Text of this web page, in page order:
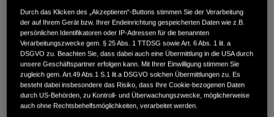
Außenfarbe
crystal black pearl
Kilometerstand
166.000 km
Kraftstoffart
Super
Getriebe
Automatik
Türen
5
Leistung
61 kW / 83 PS
Hubraum
1.339 cm³
Erstzulassung
10.2007
Bauart
Limousine
Durch das Klicken des „Akzeptieren“-Buttons stimmen Sie der Verarbeitung
der auf Ihrem Gerät bzw. Ihrer Endeinrichtung gespeicherten Daten wie z.B.
persönlichen Identifikatoren oder IP-Adressen für die benannten
Verarbeitungszwecke gem. § 25 Abs. 1 TTDSG sowie Art. 6 Abs. 1 lit. a
DSGVO zu. Beachten Sie, dass dabei auch eine Übermittlung in die USA durch
unsere Geschäftspartner erfolgen kann. Mit Ihrer Einwilligung stimmen Sie
zugleich gem. Art.49 Abs.1 S.1 lit.a DSGVO solchen Übermittlungen zu. Es
besteht dabei insbesondere das Risiko, dass Ihre Cookie-bezogenen Daten
durch US-Behörden, zu Kontroll- und Überwachungszwecke, möglicherweise
auch ohne Rechtsbehelfsmöglichkeiten, verarbeitet werden.